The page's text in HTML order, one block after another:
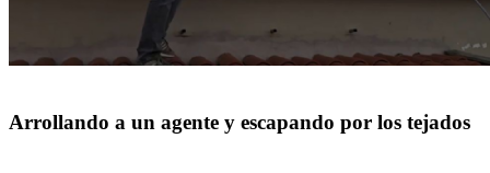
Arrollando a un agente y escapando por los tejados